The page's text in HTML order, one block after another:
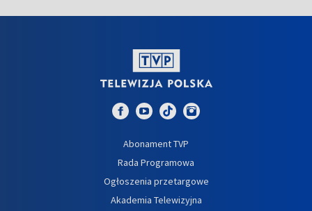
Abonament TVP
Rada Programowa
Ogłoszenia przetargowe
Akademia Telewizyjna